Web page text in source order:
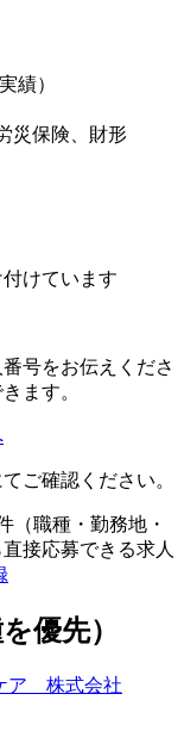
績）
災保険、財形
けています
号をお伝えくださ
ます。
ご確認ください。
（職種・勤務地・
接応募できる求人
優先）
ア 株式会社